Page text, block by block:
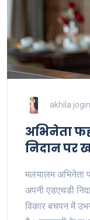
akhila
अभिनेता
निदान पर
मलयालम अभिनेता
अपनी एडएचडी
विकार बचपन में